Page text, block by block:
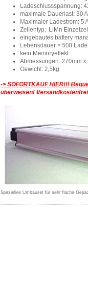
Ladeschlussspannung:
maximale Dauerlast: 30
Maximaler Ladestrom: 5
Zellentyp: LiMn
eingebautes battery
Lebensdauer > 500
kein Memoryeffekt
Abmessungen: 270mm x
Gewicht: 2,5kg
-> SOFORTKAUF HIER!!!
überweisen!
Spezielles Umbauset für sehr flache